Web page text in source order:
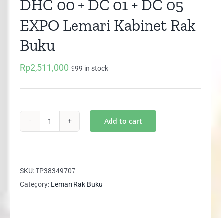
DHC 00 + DC 01 + DC 05
EXPO Lemari Kabinet Rak
Buku
Rp2,511,000 999 in stock
DC
01
Add to cart
SKU:TP38349707
Category: Lemari Rak Buku